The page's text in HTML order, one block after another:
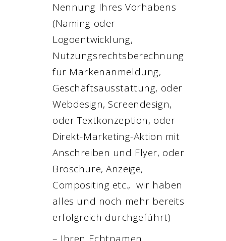
Nennung Ihres Vorhabens
(Naming oder
Logoentwicklung,
Nutzungsrechtsberechnung
für Markenanmeldung,
Geschäftsausstattung, oder
Webdesign, Screendesign,
oder Textkonzeption, oder
Direkt-Marketing-Aktion mit
Anschreiben und Flyer, oder
Broschüre, Anzeige,
Compositing etc., wir haben
alles und noch mehr bereits
erfolgreich durchgeführt)